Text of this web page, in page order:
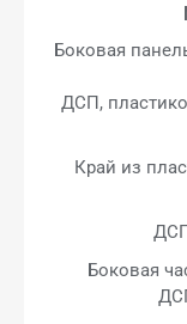
Боковая
ДСП,
Край из
Боковая